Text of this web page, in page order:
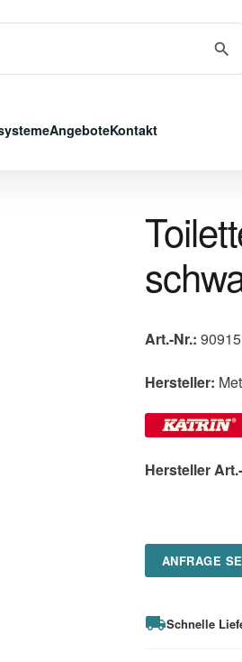
AngeboteKontakt
Art.-Nr.: 90915
Hersteller:
Hersteller
ANFRAGE
Schnelle